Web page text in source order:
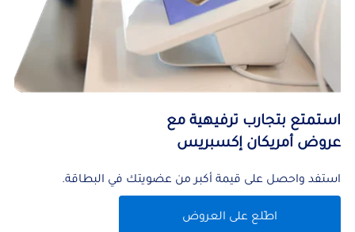
استمتع بتجارب ترفيهية مع
عروض أمريكان إكسبريس
استفد واحصل على قيمة أكبر من عضويتك في البطاقة.
اطّلع على العروض